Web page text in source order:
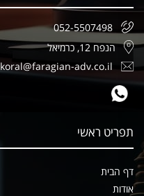
052-5507498
הנפח 12, כרמיאל
koral@faragian-adv.co.il
תפריט ראשי
דף הבית
אודות